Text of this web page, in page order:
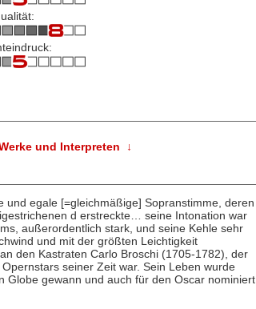
und Interpreten ↓
und egale [=gleichmäßige] Sopranstimme, deren
d erstreckte… seine Intonation war
außerordentlich stark, und seine Kehle sehr
und mit der größten Leichtigkeit
den Kastraten Carlo Broschi (1705-1782), der
seiner Zeit war. Sein Leben wurde
Globe gewann und auch für den Oscar nominiert